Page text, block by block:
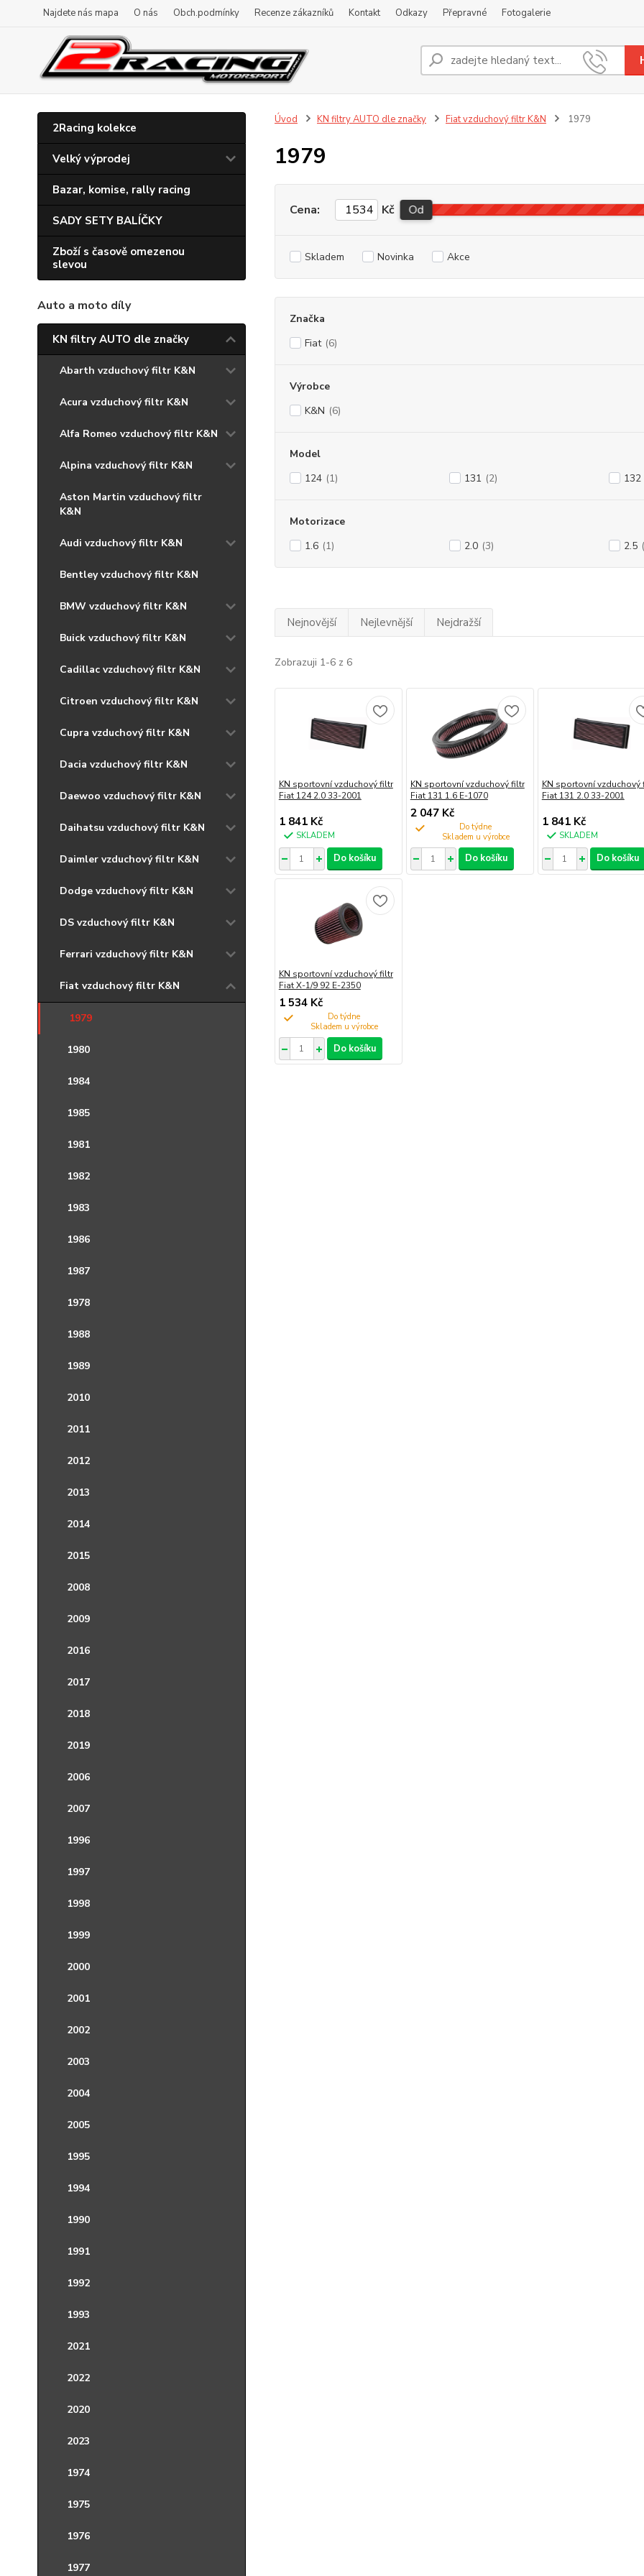
Najdete nás mapa O nás Obch.podmínky Recenze zákazníků Kontakt Odkazy Přepravné Fotogalerie
2Racing kolekce
Velký výprodej
Bazar, komise, rally racing
SADY SETY BALÍČKY
Zboží s časově omezenou
slevou
Auto a moto díly
KN filtry AUTO dle značky
Abarth vzduchový filtr K&N
Acura vzduchový filtr K&N
Alfa Romeo vzduchový filtr K&N
Alpina vzduchový filtr K&N
Aston Martin vzduchový filtr
K&N
Audi vzduchový filtr K&N
Bentley vzduchový filtr K&N
BMW vzduchový filtr K&N
Buick vzduchový filtr K&N
Cadillac vzduchový filtr K&N
Citroen vzduchový filtr K&N
Cupra vzduchový filtr K&N
Dacia vzduchový filtr K&N
Daewoo vzduchový filtr K&N
Daihatsu vzduchový filtr K&N
Daimler vzduchový filtr K&N
Dodge vzduchový filtr K&N
DS vzduchový filtr K&N
Ferrari vzduchový filtr K&N
Fiat vzduchový filtr K&N
1979
1980
1984
1985
1981
1982
1983
1986
1987
1978
1988
1989
2010
2011
2012
2013
2014
2015
2008
2009
2016
2017
2018
2019
2006
2007
1996
1997
1998
1999
2000
2001
2002
2003
2004
2005
1995
1994
1990
1991
1992
1993
2021
2022
2020
2023
1974
1975
1976
1977
Úvod KN filtry AUTO dle značky Fiat vzduchový filtr K&N 1979
1979
Cena: Kč Od
Skladem Novinka Akce
Značka
Fiat (6)
Výrobce
K&N (6)
Model
124 (1) 131 (2) 132
Motorizace
1.6 (1) 2.0 (3) 2.5
Nejnovější Nejlevnější Nejdražší
Zobrazuji 1-6 z 6
KN sportovní vzduchový filtr
Fiat 124 2.0 33-2001
1 841 Kč
SKLADEM
Do košíku
KN sportovní vzduchový filtr
Fiat 131 1.6 E-1070
2 047 Kč
Do týdne
Do košíku
KN sportovní vzduchový
Fiat 131 2.0 33-2001
1 841 Kč
SKLADEM
Do košíku
KN sportovní vzduchový filtr
Fiat X-1/9 92 E-2350
1 534 Kč
Do týdne
Do košíku